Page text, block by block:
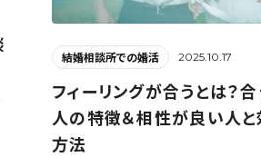
結婚相談所での婚活 2025.10.17
フィーリングが合うとは？
人の特徴＆相性が良い人
方法